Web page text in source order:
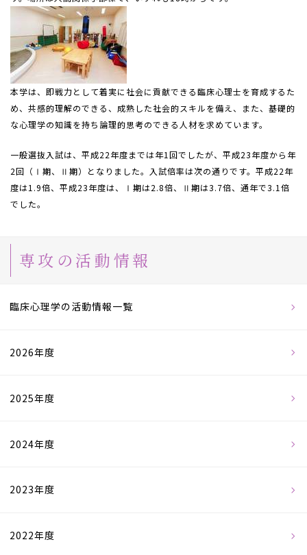
本学は、即戦力として着実に社会に貢献できる臨床心理士を育成するた
め、共感的理解のできる、成熟した社会的スキルを備え、また、基礎的
な心理学の知識を持ち論理的思考のできる人材を求めています。
一般選抜入試は、平成22年度までは年1回でしたが、平成23年度から年
2回（Ⅰ期、Ⅱ期）となりました。入試倍率は次の通りです。平成22年
度は1.9倍、平成23年度は、Ⅰ期は2.8倍、Ⅱ期は3.7倍、通年で3.1倍
でした。
専攻の活動情報
臨床心理学の活動情報一覧
2026年度
2025年度
2024年度
2023年度
2022年度